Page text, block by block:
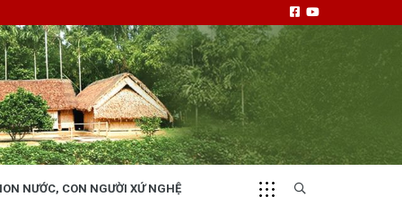
NƯỚC, CON NGƯỜI XỨ NGHỆ